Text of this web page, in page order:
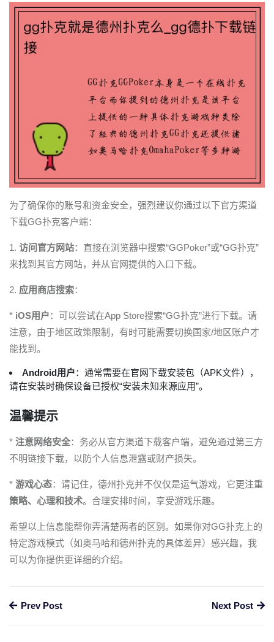
为了确保你的账号和资金安全，强烈建议你通过以下官方渠道
下载GG扑克客户端：
1. 访问官方网站：直接在浏览器中搜索“GGPoker”或“GG扑克”
来找到其官方网站，并从官网提供的入口下载。
2. 应用商店搜索：
* iOS用户：可以尝试在App Store搜索“GG扑克”进行下载。请
注意，由于地区政策限制，有时可能需要切换国家/地区账户才
能找到。
Android用户：通常需要在官网下载安装包（APK文件），
请在安装时确保设备已授权“安装未知来源应用”。
温馨提示
* 注意网络安全：务必从官方渠道下载客户端，避免通过第三方
不明链接下载，以防个人信息泄露或财产损失。
* 游戏心态：请记住，德州扑克并不仅仅是运气游戏，它更注重
策略、心理和技术。合理安排时间，享受游戏乐趣。
希望以上信息能帮你弄清楚两者的区别。如果你对GG扑克上的
特定游戏模式（如奥马哈和德州扑克的具体差异）感兴趣，我
可以为你提供更详细的介绍。
Prev Post Next Post